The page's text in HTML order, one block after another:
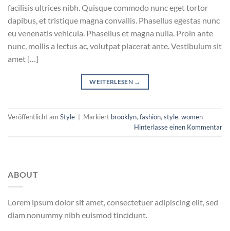
facilisis ultrices nibh. Quisque commodo nunc eget tortor
dapibus, et tristique magna convallis. Phasellus egestas nunc
eu venenatis vehicula. Phasellus et magna nulla. Proin ante
nunc, mollis a lectus ac, volutpat placerat ante. Vestibulum sit
amet […]
WEITERLESEN →
Veröffentlicht am Style Markiert brooklyn, fashion, style, women
Hinterlasse einen Kommentar
ABOUT
Lorem ipsum dolor sit amet, consectetuer adipiscing elit, sed
diam nonummy nibh euismod tincidunt.